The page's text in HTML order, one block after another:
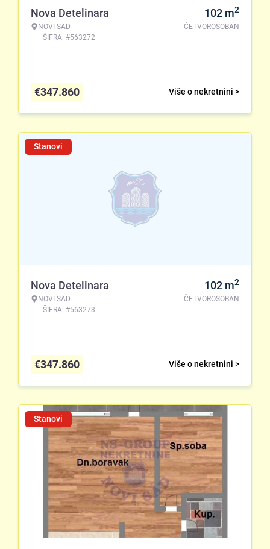
Nova Detelinara
NOVI SAD
ŠIFRA: #563272
102 m2
ČETVOROSOBAN
Više o nekretnini >
€347.860
Stanovi
Nova Detelinara
NOVI SAD
ŠIFRA: #563273
102 m2
ČETVOROSOBAN
Više o nekretnini >
€347.860
Stanovi